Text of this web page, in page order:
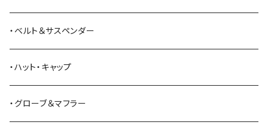
ANDERSON BEAN BOOT CO.
Bass Pro Shops
BATTLE LAKE
スウェットシャツ
カーディガン
パーカー
ミリタリーパンツ
ツナギ
ジャージ・スウェット
ベスト
ショルダーバッグ
リュック・バックパック
ボストンバッグ・ダッフルバッグ
ブーツ
スニーカー
サンダル
・ベルト＆サスペンダー
・ハット・キャップ
・グローブ＆マフラー